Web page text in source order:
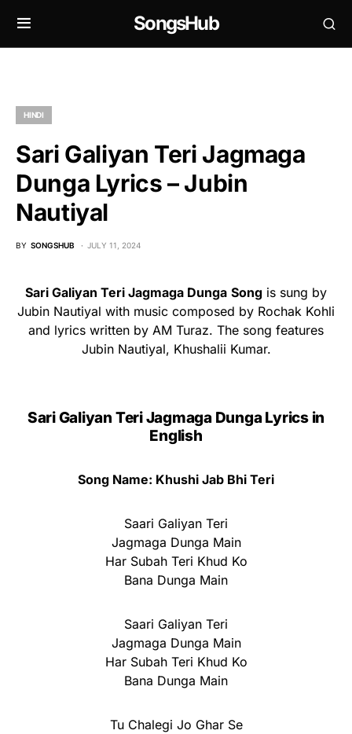
SongsHub
HINDI
Sari Galiyan Teri Jagmaga
Dunga Lyrics – Jubin
Nautiyal
BY SONGSHUB JULY 11, 2024
Sari Galiyan Teri Jagmaga Dunga Song is sung by
Jubin Nautiyal with music composed by Rochak Kohli
and lyrics written by AM Turaz. The song features
Jubin Nautiyal, Khushalii Kumar.
Sari Galiyan Teri Jagmaga Dunga Lyrics in
English
Song Name: Khushi Jab Bhi Teri
Saari Galiyan Teri
Jagmaga Dunga Main
Har Subah Teri Khud Ko
Bana Dunga Main
Saari Galiyan Teri
Jagmaga Dunga Main
Har Subah Teri Khud Ko
Bana Dunga Main
Tu Chalegi Jo Ghar Se